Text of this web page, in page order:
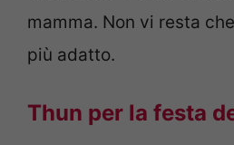
mamma. Non vi resta
più adatto.
Thun per la festa